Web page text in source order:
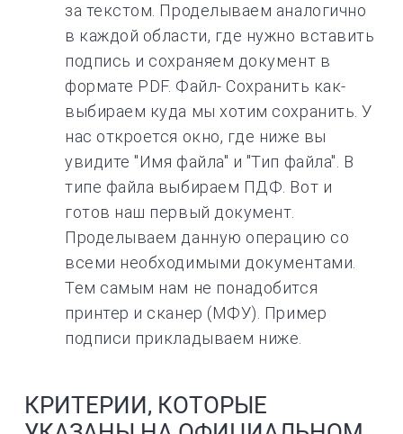
за текстом. Проделываем аналогично
в каждой области, где нужно вставить
подпись и сохраняем документ в
формате PDF. Файл- Сохранить как-
выбираем куда мы хотим сохранить. У
нас откроется окно, где ниже вы
увидите "Имя файла" и "Тип файла". В
типе файла выбираем ПДФ. Вот и
готов наш первый документ.
Проделываем данную операцию со
всеми необходимыми документами.
Тем самым нам не понадобится
принтер и сканер (МФУ). Пример
подписи прикладываем ниже.
КРИТЕРИИ, КОТОРЫЕ